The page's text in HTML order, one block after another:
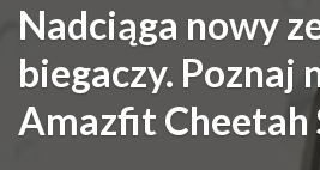
Nadciąga nowy
biegaczy. Poznaj
Amazfit Cheetah